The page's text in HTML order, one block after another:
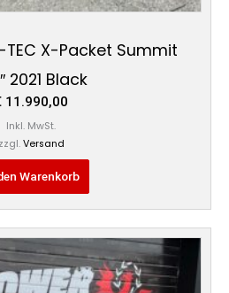
TEC X-Packet Summit
2021 Black
11.990,00
Inkl. MwSt.
zzgl. Versand
Warenkorb